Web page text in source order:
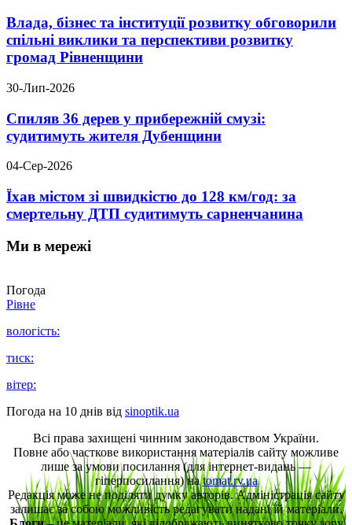
Влада, бізнес та інституції розвитку обговорили
спільні виклики та перспективи розвитку
громад Рівненщини
30-Лип-2026
Спиляв 36 дерев у прибережній смузі:
судитимуть жителя Дубенщини
04-Сер-2026
Їхав містом зі швидкістю до 128 км/год: за
смертельну ДТП судитимуть сарненчанина
Ми в мережі
Погода
Рівне
вологість:
тиск:
вітер:
Погода на 10 днів від sinoptik.ua
Всі права захищені чинним законодавством України.
Повне або часткове використання матеріалів сайту можливе
лише за умови посилання (для інтернет-видань —
гіперпосилання) наtomat.rv.ua
Редакція може не поділяти думку авторів. Адміністрація сайту
залишає за собою можливість редагувати надані їй матеріали.